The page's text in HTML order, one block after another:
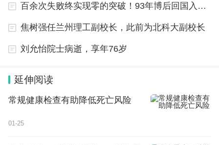
百余次失败终实现零的突破！93年博后回国入职西湖大学
焦树强任兰州理工副校长，此前为北科大副校长
刘允怡院士病逝，享年76岁
延伸阅读
常规健康检查有助降低死亡风险
01-25